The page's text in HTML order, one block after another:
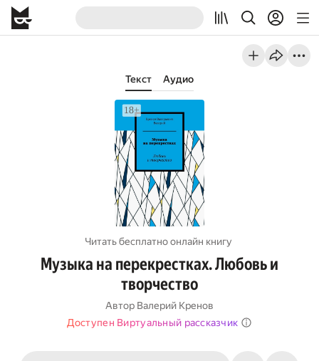
Текст Аудио
Читать бесплатно онлайн книгу
Музыка на перекрестках. Любовь и
творчество
Автор Валерий Кренов
Доступен Виртуальный рассказчик